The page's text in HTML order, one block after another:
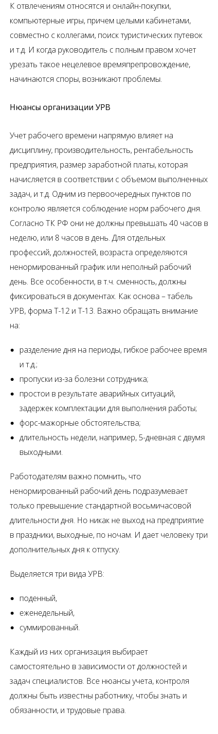
К отвлечениям относятся и онлайн-покупки,
компьютерные игры, причем целыми кабинетами,
совместно с коллегами, поиск туристических путевок
и т.д. И когда руководитель с полным правом хочет
урезать такое нецелевое времяпрепровождение,
начинаются споры, возникают проблемы.
Нюансы организации УРВ
Учет рабочего времени напрямую влияет на
дисциплину, производительность, рентабельность
предприятия, размер заработной платы, которая
начисляется в соответствии с объемом выполненных
задач, и т.д. Одним из первоочередных пунктов по
контролю является соблюдение норм рабочего дня.
Согласно ТК РФ они не должны превышать 40 часов в
неделю, или 8 часов в день. Для отдельных
профессий, должностей, возраста определяются
ненормированный график или неполный рабочий
день. Все особенности, в т.ч. сменность, должны
фиксироваться в документах. Как основа – табель
УРВ, форма Т-12 и Т-13. Важно обращать внимание
на:
разделение дня на периоды, гибкое рабочее время
и т.д.;
пропуски из-за болезни сотрудника;
простои в результате аварийных ситуаций,
задержек комплектации для выполнения работы;
форс-мажорные обстоятельства;
длительность недели, например, 5-дневная с двумя
выходными.
Работодателям важно помнить, что
ненормированный рабочий день подразумевает
только превышение стандартной восьмичасовой
длительности дня. Но никак не выход на предприятие
в праздники, выходные, по ночам. И дает человеку три
дополнительных дня к отпуску.
Выделяется три вида УРВ:
поденный,
еженедельный,
суммированный.
Каждый из них организация выбирает
самостоятельно в зависимости от должностей и
задач специалистов. Все нюансы учета, контроля
должны быть известны работнику, чтобы знать и
обязанности, и трудовые права.